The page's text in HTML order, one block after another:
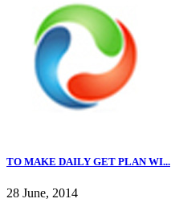
TO MAKE DAILY GET PLAN WI...
28 June, 2014